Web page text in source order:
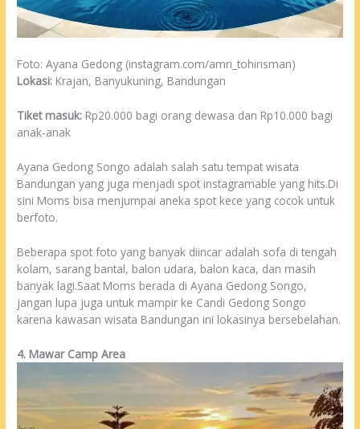
Foto: Ayana Gedong (instagram.com/amri_tohirisman)
Lokasi: Krajan, Banyukuning, Bandungan
Tiket masuk: Rp20.000 bagi orang dewasa dan Rp10.000 bagi
anak-anak
Ayana Gedong Songo adalah salah satu tempat wisata
Bandungan yang juga menjadi spot instagramable yang hits.Di
sini Moms bisa menjumpai aneka spot kece yang cocok untuk
berfoto.
Beberapa spot foto yang banyak diincar adalah sofa di tengah
kolam, sarang bantal, balon udara, balon kaca, dan masih
banyak lagi.Saat Moms berada di Ayana Gedong Songo,
jangan lupa juga untuk mampir ke Candi Gedong Songo
karena kawasan wisata Bandungan ini lokasinya bersebelahan.
4. Mawar Camp Area